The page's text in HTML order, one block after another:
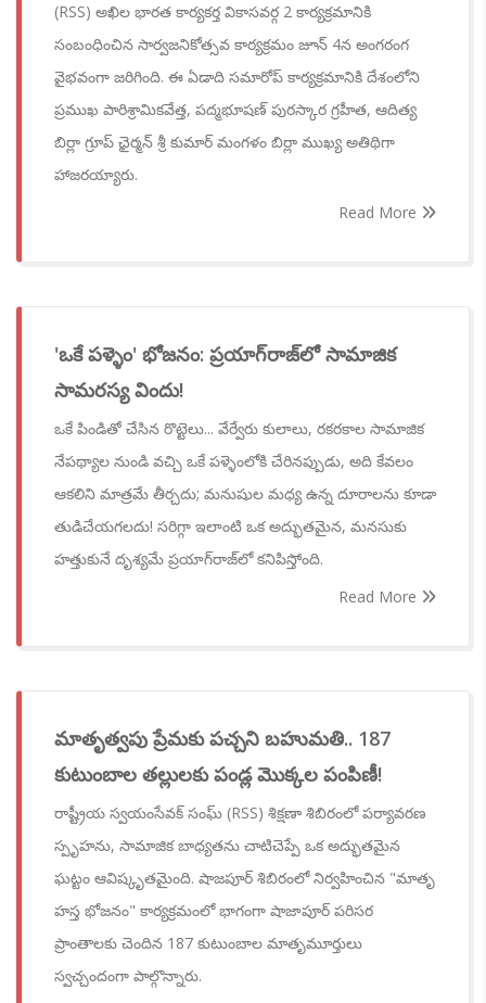
(RSS) అఖిల భారత కార్యకర్త వికాసవర్గ 2 కార్యక్రమానికి
సంబంధించిన సార్వజనికోత్సవ కార్యక్రమం జూన్ 4న అంగరంగ
వైభవంగా జరిగింది. ఈ ఏడాది సమారోప్ కార్యక్రమానికి దేశంలోని
ప్రముఖ పారిశ్రామికవేత్త, పద్మభూషణ్ పురస్కార గ్రహీత, ఆదిత్య
బిర్లా గ్రూప్ ఛైర్మన్ శ్రీ కుమార్ మంగళం బిర్లా ముఖ్య అతిథిగా
హాజరయ్యారు.
Read More
'ఒకే పళ్ళెం' భోజనం: ప్రయాగ్‌రాజ్‌లో సామాజిక
సామరస్య విందు!
ఒకే పిండితో చేసిన రొట్టెలు... వేర్వేరు కులాలు, రకరకాల సామాజిక
నేపథ్యాల నుండి వచ్చి ఒకే పళ్ళెంలోకి చేరినప్పుడు, అది కేవలం
ఆకలిని మాత్రమే తీర్చదు; మనుషుల మధ్య ఉన్న దూరాలను కూడా
తుడిచేయగలదు! సరిగ్గా ఇలాంటి ఒక అద్భుతమైన, మనసుకు
హత్తుకునే దృశ్యమే ప్రయాగ్‌రాజ్‌లో కనిపిస్తోంది.
Read More
మాతృత్వపు ప్రేమకు పచ్చని బహుమతి.. 187
కుటుంబాల తల్లులకు పండ్ల మొక్కల పంపిణీ!
రాష్ట్రీయ స్వయంసేవక్ సంఘ్ (RSS) శిక్షణా శిబిరంలో పర్యావరణ
స్పృహను, సామాజిక బాధ్యతను చాటిచెప్పే ఒక అద్భుతమైన
ఘట్టం ఆవిష్కృతమైంది. షాజపూర్ శిబిరంలో నిర్వహించిన "మాతృ
హస్త భోజనం" కార్యక్రమంలో భాగంగా షాజాపూర్ పరిసర
ప్రాంతాలకు చెందిన 187 కుటుంబాల మాతృమూర్తులు
స్వచ్చందంగా పాల్గొన్నారు.